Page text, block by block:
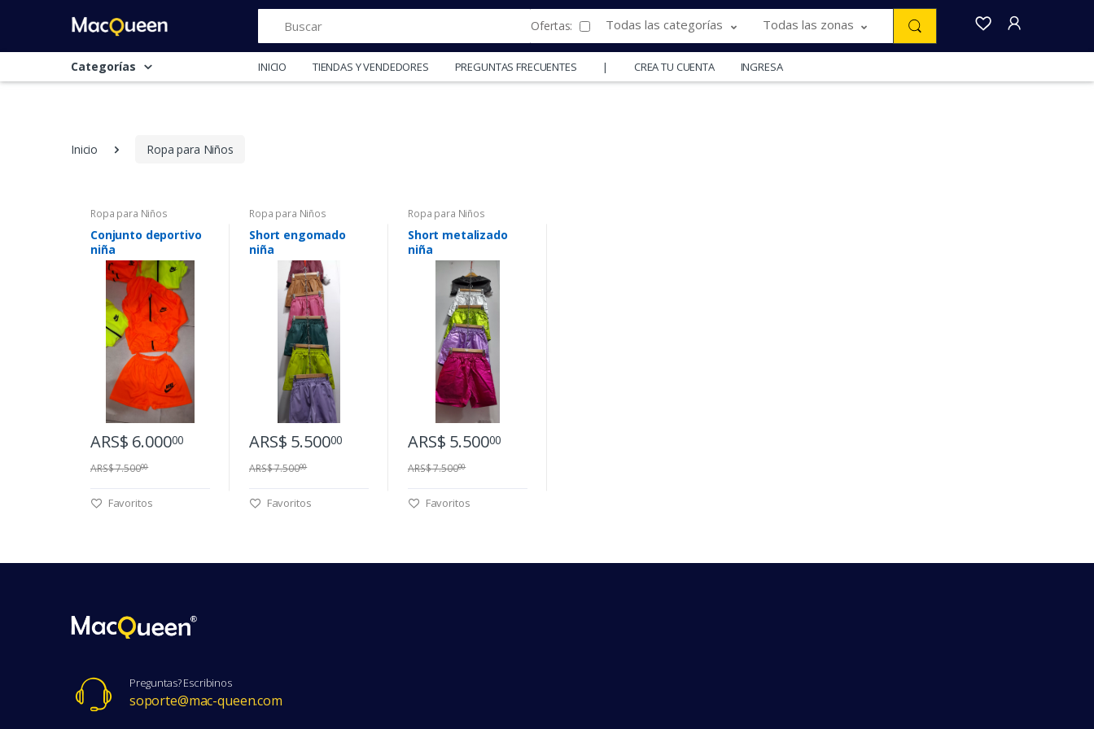
Ofertas: Todas las categorías Todas las zonas
Categorías INICIO TIENDAS Y VENDEDORES PREGUNTAS FRECUENTES | CREA TU CUENTA INGRESA
Inicio Ropa para Niños
Ropa para Niños
Conjunto deportivo
niña
ARS$ 6.00000
ARS$ 7.50000
Favoritos
Ropa para Niños
Short engomado
niña
ARS$ 5.50000
ARS$ 7.50000
Favoritos
Ropa para Niños
Short metalizado
niña
ARS$ 5.50000
ARS$ 7.50000
Favoritos
Preguntas? Escribinos
soporte@mac-queen.com